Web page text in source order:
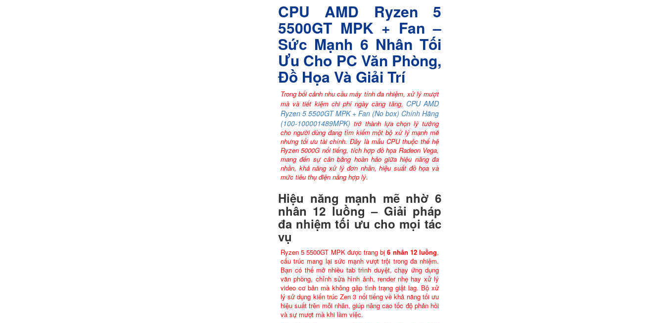
CPU AMD Ryzen 5
5500GT MPK + Fan –
Sức Mạnh 6 Nhân Tối
Ưu Cho PC Văn Phòng,
Đồ Họa Và Giải Trí
Trong bối cảnh nhu cầu máy tính đa nhiệm, xử lý mượt
mà và tiết kiệm chi phí ngày càng tăng, CPU AMD
Ryzen 5 5500GT MPK + Fan (No box) Chính Hãng
(100-100001489MPK) trở thành lựa chọn lý tưởng
cho người dùng đang tìm kiếm một bộ xử lý mạnh mẽ
nhưng tối ưu tài chính. Đây là mẫu CPU thuộc thế hệ
Ryzen 5000G nổi tiếng, tích hợp đồ họa Radeon Vega,
mang đến sự cân bằng hoàn hảo giữa hiệu năng đa
nhân, khả năng xử lý đơn nhân, hiệu suất đồ họa và
mức tiêu thụ điện năng hợp lý.
Hiệu năng mạnh mẽ nhờ 6
nhân 12 luồng – Giải pháp
đa nhiệm tối ưu cho mọi tác
vụ
Ryzen 5 5500GT MPK được trang bị6 nhân 12 luồng,
cấu trúc mang lại sức mạnh vượt trội trong đa nhiệm.
Bạn có thể mở nhiều tab trình duyệt, chạy ứng dụng
văn phòng, chỉnh sửa hình ảnh, render nhẹ hay xử lý
video cơ bản mà không gặp tình trạng giật lag. Bộ xử
lý sử dụng kiến trúc Zen 3 nổi tiếng về khả năng tối ưu
hiệu suất trên mỗi nhân, giúp nâng cao tốc độ phản hồi
và sự mượt mà khi làm việc.